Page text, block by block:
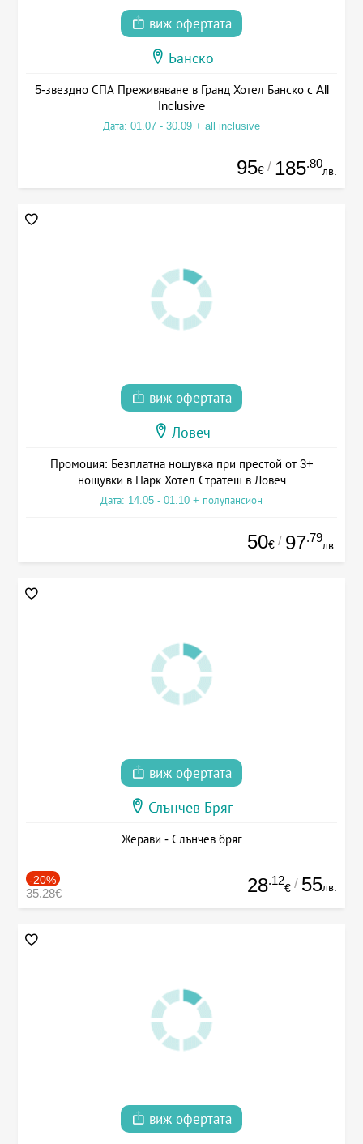
виж офертата
Банско
5-звездно СПА Преживяване в Гранд Хотел Банско с All
Inclusive
Дата: 01.07 - 30.09 + all inclusive
95€ / 185.80
лв.
виж офертата
Ловеч
Промоция: Безплатна нощувка при престой от 3+
нощувки в Парк Хотел Стратеш в Ловеч
Дата: 14.05 - 01.10 + полупансион
50€ / 97.79
лв.
виж офертата
Слънчев Бряг
Жерави - Слънчев бряг
-20%
35.28€ 28.12
€ / 55лв.
виж офертата